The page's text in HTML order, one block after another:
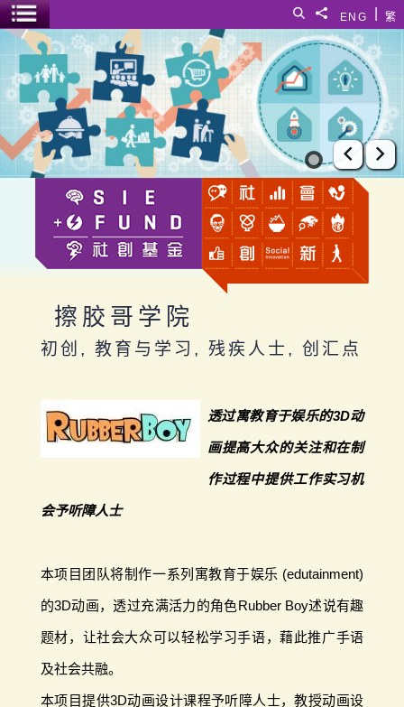
繁
ENG
分享給
搜寻
菜单开关
擦胶哥学院
上一张
下
擦胶哥学院
初创, 教育与学习, 残疾人士, 创汇点
透过寓教育于娱乐的3D动
画提高大众的关注和在制
作过程中提供工作实习机
会予听障人士
本项目团队将制作一系列寓教育于娱乐 (edutainment)
的3D动画，透过充满活力的角色Rubber Boy述说有趣
题材，让社会大众可以轻松学习手语，藉此推广手语
及社会共融。
本项目提供3D动画设计课程予听障人士，教授动画设